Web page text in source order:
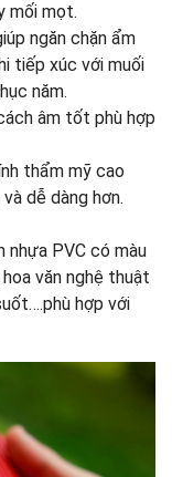
mối mọt.
ngăn chặn ẩm
tiếp xúc với muối
năm.
âm tốt phù hợp
thẩm mỹ cao
dễ dàng hơn.
nhựa PVC có màu
văn nghệ thuật
hợp với